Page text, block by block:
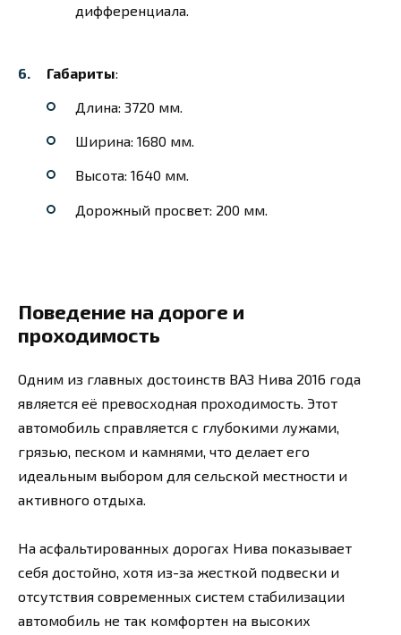
дифференциала.
Габариты:
Длина: 3720 мм.
Ширина: 1680 мм.
Высота: 1640 мм.
Дорожный просвет: 200 мм.
Поведение на дороге и
проходимость
Одним из главных достоинств ВАЗ Нива 2016 года
является её превосходная проходимость. Этот
автомобиль справляется с глубокими лужами,
грязью, песком и камнями, что делает его
идеальным выбором для сельской местности и
активного отдыха.
На асфальтированных дорогах Нива показывает
себя достойно, хотя из-за жесткой подвески и
отсутствия современных систем стабилизации
автомобиль не так комфортен на высоких